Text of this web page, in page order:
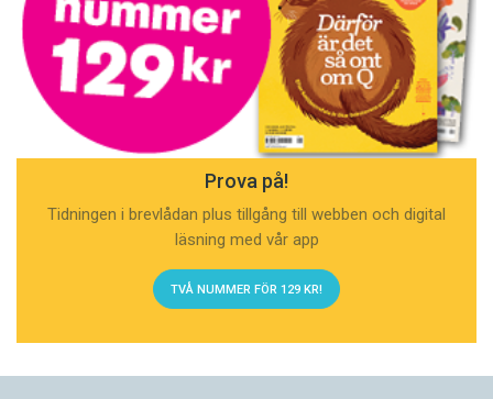
Prova på!
Tidningen i brevlådan plus tillgång till webben och digital
läsning med vår app
TVÅ NUMMER FÖR 129 KR!